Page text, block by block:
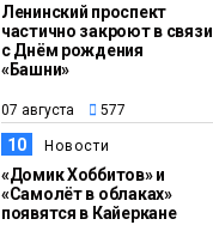
Ленинский проспект
частично закроют в связи
с Днём рождения
«Башни»
07 августа 577
10 Новости
«Домик Хоббитов» и
«Самолёт в облаках»
появятся в Кайеркане